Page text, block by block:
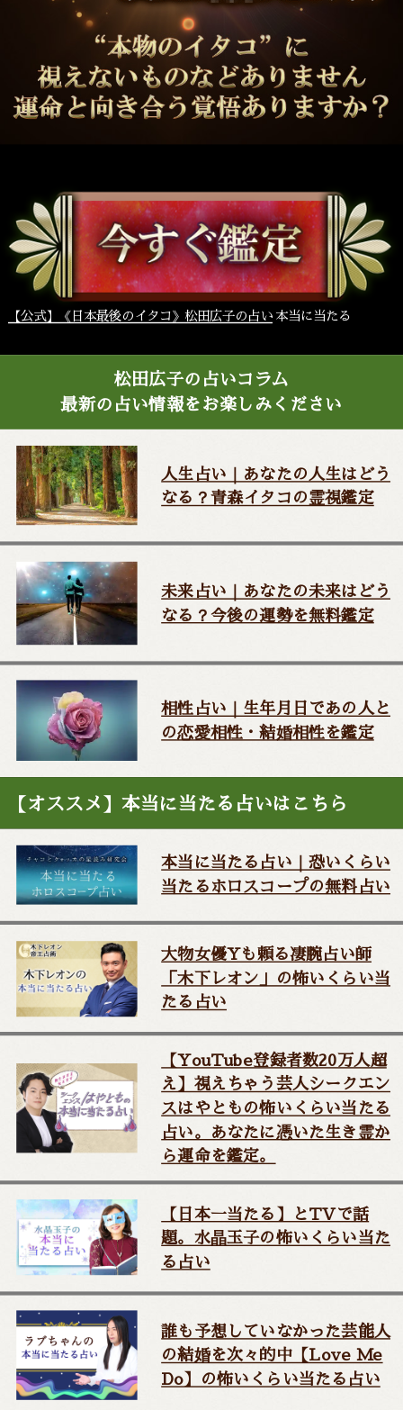
【公式】《日本最後のイタコ》松田広子の占い 本当に当たる
松田広子の占いコラム
最新の占い情報をお楽しみください
人生占い｜あなたの人生はどう
なる？青森イタコの霊視鑑定
未来占い｜あなたの未来はどう
なる？今後の運勢を無料鑑定
相性占い｜生年月日であの人と
の恋愛相性・結婚相性を鑑定
【オススメ】本当に当たる占いはこちら
本当に当たる占い｜恐いくらい
当たるホロスコープの無料占い
大物女優Yも頼る凄腕占い師
「木下レオン」の怖いくらい当
たる占い
【YouTube登録者数20万人超
え】視えちゃう芸人シークエン
スはやともの怖いくらい当たる
占い。あなたに憑いた生き霊か
ら運命を鑑定。
【日本一当たる】とTVで話
題。水晶玉子の怖いくらい当た
る占い
誰も予想していなかった芸能人
の結婚を次々的中【Love Me
Do】の怖いくらい当たる占い